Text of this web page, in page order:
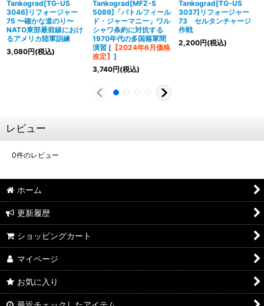
Tankograd[TG-US
3046]リフォージャー
75 〜確かな道のり〜
NATO東部最前線におけ
るアメリカ陸軍訓練
3,080円(税込)
Tankograd[MFZ-S
5089]「バトルフィール
ド・ジャーマニー」ワル
シャワ条約に対抗する
1970年代の多国籍軍間
演習 [ 【2024年6月価格
改定】 ]
3,740円(税込)
Tankograd[TG-US
3037]リフォージャー
73 セルタンチャージ
作戦
2,200円(税込)
レビュー
0件のレビュー
ホーム
更新履歴
ショッピングカート
マイページ
お気に入り